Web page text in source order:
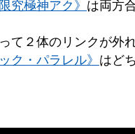
究極神アク》 は両方
て２体のリンクが外
ク・パラレル》 はど